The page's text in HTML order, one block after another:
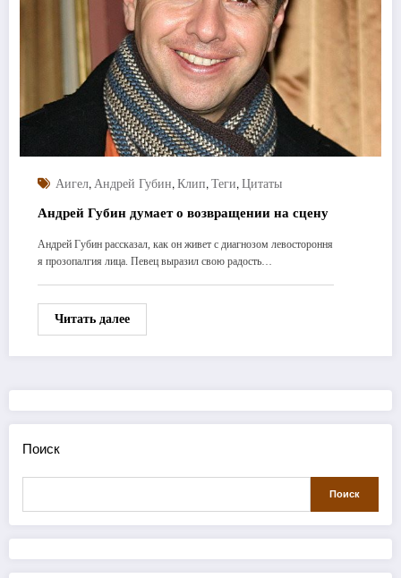
Аигел, Андрей Губин, Клип, Теги, Цитаты
Андрей Губин думает о возвращении на сцену
Андрей Губин рассказал, как он живет с диагнозом левостороння
я прозопалгия лица. Певец выразил свою радость…
Читать далее
Поиск
Поиск